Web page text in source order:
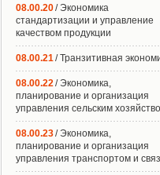
08.00.20/ Экономика
стандартизации и управление
качеством продукции
08.00.21/ Транзитивная
08.00.22/ Экономика,
планирование и организация
управления сельским
08.00.23/ Экономика,
планирование и организация
управления транспортом и